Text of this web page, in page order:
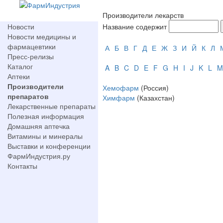
Новости
Новости медицины и
фармацевтики
Пресс-релизы
Каталог
Аптеки
Производители
препаратов
Лекарственные препараты
Полезная информация
Домашняя аптечка
Витамины и минералы
Выставки и конференции
ФармИндустрия.ру
Контакты
Производители лекарств
Название содержит
А Б В Г Д Е Ж З И Й К Л
A B C D E F G H I J K L M
Хемофарм (Россия)
Химфарм (Казахстан)